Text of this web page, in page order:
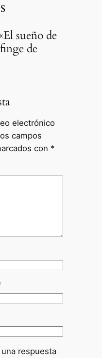
sueño de
de
electrónico
campos
con *
respuesta